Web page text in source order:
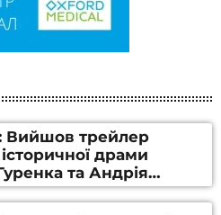
Вийшов трейлер
історичної драми
та Андрія